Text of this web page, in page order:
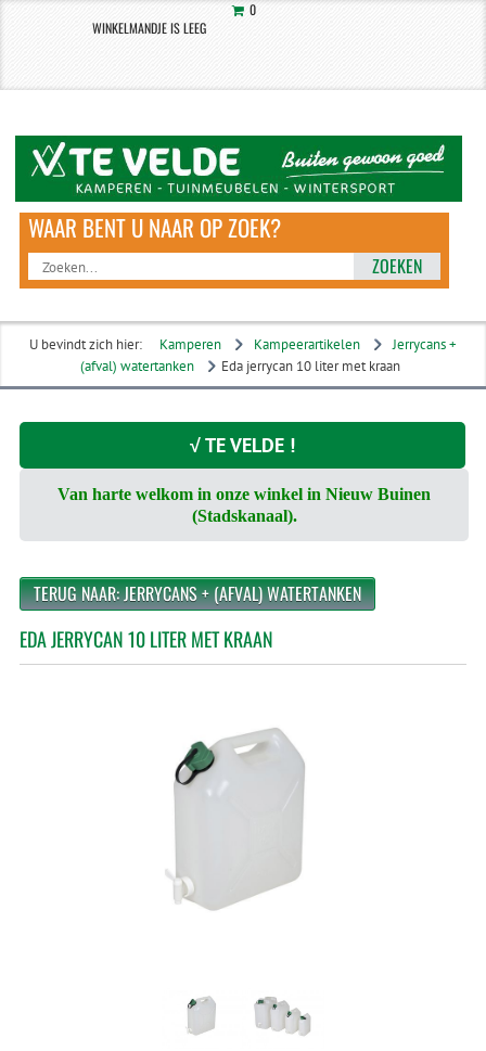
0
WINKELMANDJE IS LEEG
ZOEKEN
U bevindt zich hier: Kamperen Kampeerartikelen
Jerrycans +
(afval) watertanken
Eda jerrycan 10 liter met kraan
√ TE VELDE !
Van harte welkom in onze winkel in Nieuw Buinen
(Stadskanaal).
TERUG NAAR: JERRYCANS + (AFVAL) WATERTANKEN
EDA JERRYCAN 10 LITER MET KRAAN